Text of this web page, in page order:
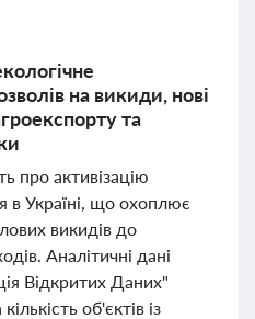
на викиди, нові
та
про активізацію
в Україні, що охоплює
викидів до
Аналітичні дані
Відкритих Даних"
об'єктів із